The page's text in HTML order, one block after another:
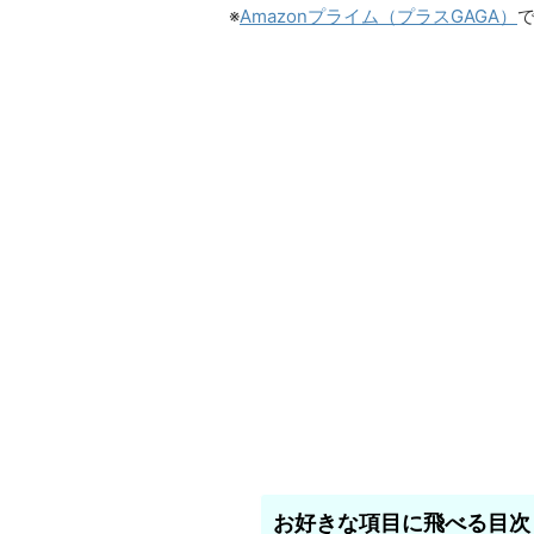
※Amazonプライム（プラスGAGA）
お好きな項目に飛べる目次